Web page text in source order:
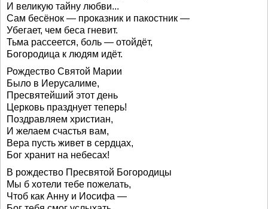
И великую тайну любви...
Сам бесёнок — проказник и пакостник —
Убегает, чем беса гневит.
Тьма рассеется, боль — отойдёт,
Богородица к людям идёт.
Рождество Святой Марии
Было в Иерусалиме,
Пресвятейший этот день
Церковь празднует теперь!
Поздравляем христиан,
И желаем счастья вам,
Вера пусть живет в сердцах,
Бог хранит на небесах!
В рождество Пресвятой Богородицы
Мы б хотели тебе пожелать,
Чтоб как Анну и Иосифа —